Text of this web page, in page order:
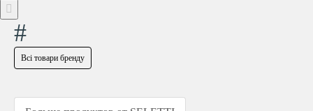
#
Всі товари бренду